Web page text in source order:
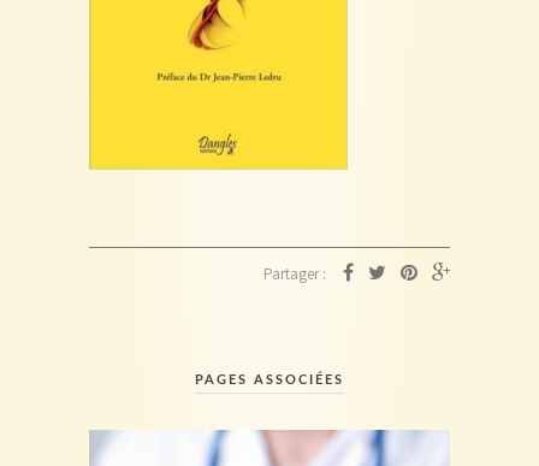
Partager :
PAGES ASSOCIÉES